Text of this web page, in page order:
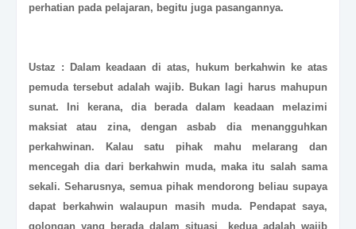
perhatian pada pelajaran, begitu juga pasangannya.
Ustaz : Dalam keadaan di atas, hukum berkahwin ke atas
pemuda tersebut adalah wajib. Bukan lagi harus mahupun
sunat. Ini kerana, dia berada dalam keadaan melazimi
maksiat atau zina, dengan asbab dia menangguhkan
perkahwinan. Kalau satu pihak mahu melarang dan
mencegah dia dari berkahwin muda, maka itu salah sama
sekali. Seharusnya, semua pihak mendorong beliau supaya
dapat berkahwin walaupun masih muda. Pendapat saya,
golongan yang berada dalam situasi kedua adalah wajib